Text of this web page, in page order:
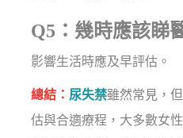
Q5：幾時應該睇
影響生活時應及早評估。
總結： 尿失禁雖然常見，
估與合適療程，大多數女